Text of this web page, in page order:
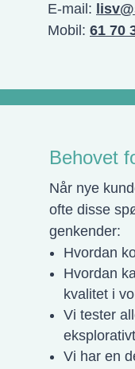
E-mail:
Mobil: 61 70
Behovet
Når nye
ofte disse
genkender:
Hvordan
Hvordan
kvalitet i
Vi tester
Vi har en